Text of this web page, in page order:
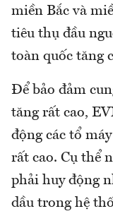
miền Bắc và
tiêu thụ đầu
toàn quốc tăng
Để bảo đảm
tăng rất cao,
động các tổ
rất cao. Cụ thể
phải huy động
dầu trong hệ